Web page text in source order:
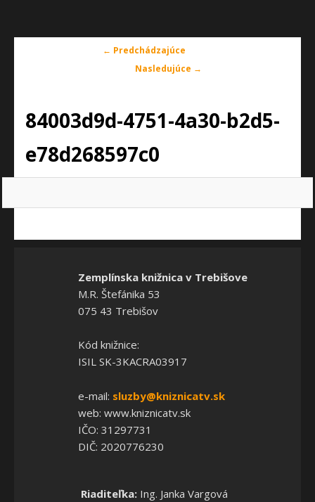
Navigácia
← Predchádzajúce
Nasledujúce →
84003d9d-4751-4a30-b2d5-
e78d268597c0
Zemplínska knižnica v Trebišove
M.R. Štefánika 53
075 43 Trebišov
Kód knižnice:
ISIL SK-3KACRA03917
e-mail: sluzby@kniznicatv.sk
web: www.kniznicatv.sk
IČO: 31297731
DIČ: 2020776230
Riaditeľka:Ing. Janka Vargová